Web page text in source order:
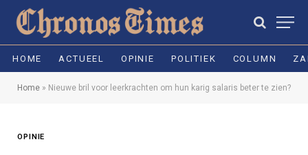
HOME ACTUEEL OPINIE POLITIEK COLUMN
Home » Nieuwe bril voor leerkrachten om hun karig salaris beter te zien?
OPINIE